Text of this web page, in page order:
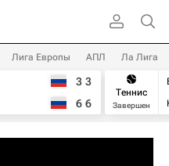
Лига Европы АПЛ Ла Лига
3 3
6 6
Теннис
Завершен